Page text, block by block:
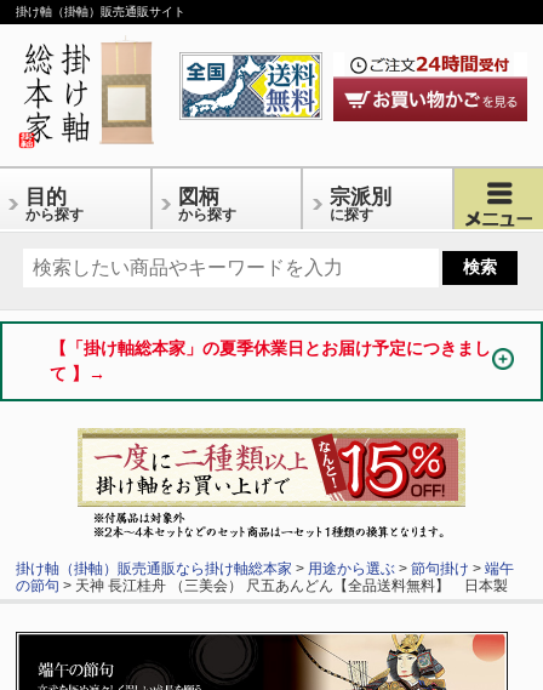
掛け軸（掛軸）販売通販サイト
目的
から探す
図柄
から探す
宗派別
に探す
【「掛け軸総本家」の夏季休業日とお届け予定につきまし
て 】→
掛け軸（掛軸）販売通販なら掛け軸総本家 > 用途から選ぶ >節句掛け >端午
の節句 > 天神 長江桂舟 （三美会） 尺五あんどん【全品送料無料】 日本製